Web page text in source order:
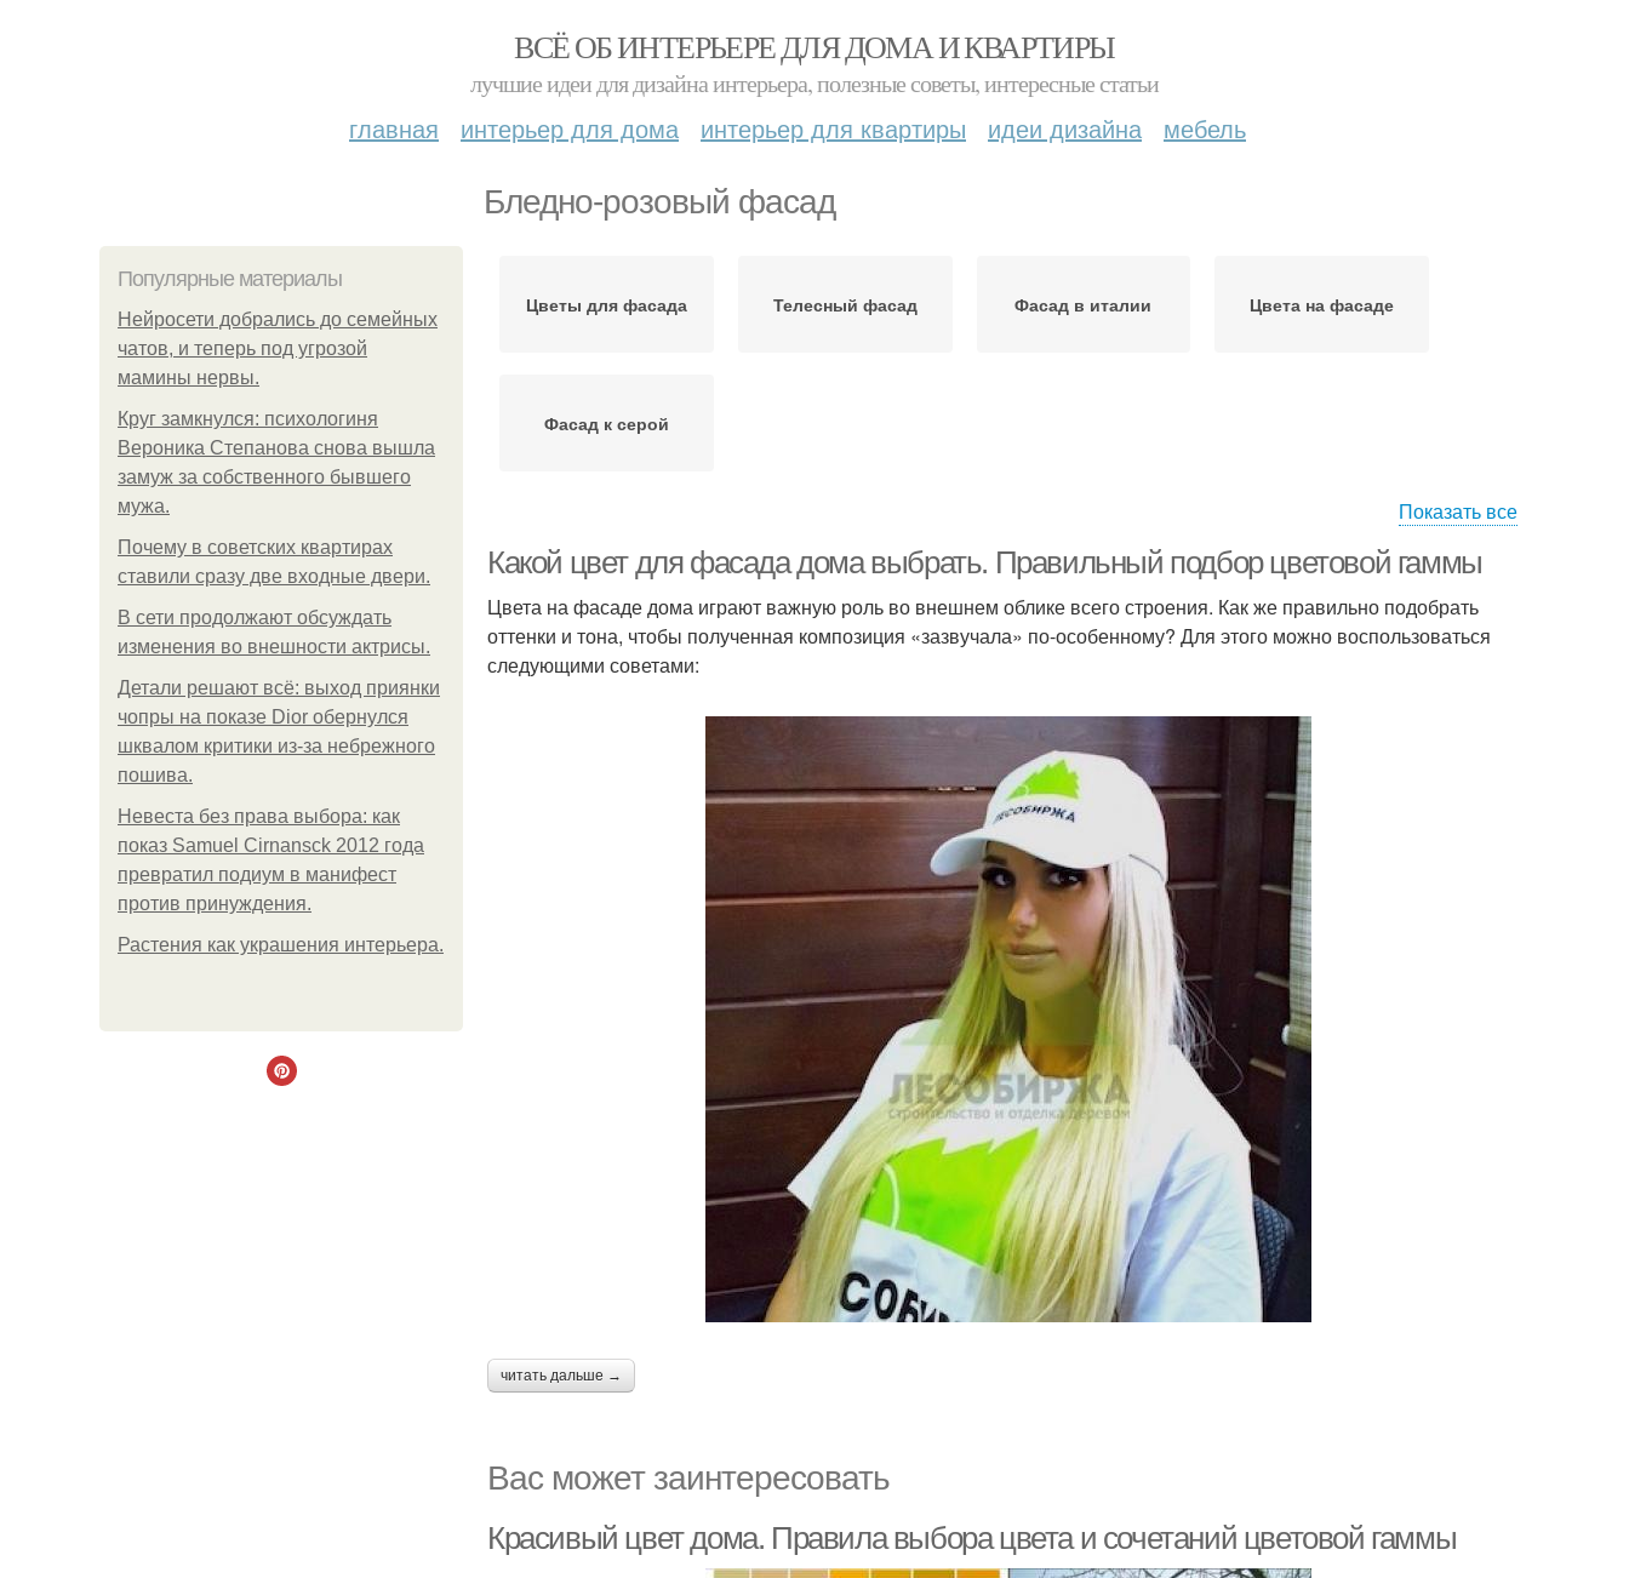
ВСЁ ОБ ИНТЕРЬЕРЕ ДЛЯ ДОМА И КВАРТИРЫ
лучшие идеи для дизайна интерьера, полезные советы, интересные статьи
главная интерьер для дома интерьер для квартиры идеи дизайна мебель
Бледно-розовый фасад
Популярные материалы
Нейросети добрались до семейных
чатов, и теперь под угрозой
мамины нервы.
Круг замкнулся: психологиня
Вероника Степанова снова вышла
замуж за собственного бывшего
мужа.
Почему в советских квартирах
ставили сразу две входные двери.
В сети продолжают обсуждать
изменения во внешности актрисы.
Детали решают всё: выход приянки
чопры на показе Dior обернулся
шквалом критики из-за небрежного
пошива.
Невеста без права выбора: как
показ Samuel Cirnansck 2012 года
превратил подиум в манифест
против принуждения.
Растения как украшения интерьера.
Цветы для фасада Телесный фасад Фасад в италии Цвета на фасаде
Фасад к серой
Показать все
Какой цвет для фасада дома выбрать. Правильный подбор цветовой гаммы
Цвета на фасаде дома играют важную роль во внешнем облике всего строения. Как же правильно подобрать
оттенки и тона, чтобы полученная композиция «зазвучала» по-особенному? Для этого можно воспользоваться
следующими советами:
читать дальше →
Вас может заинтересовать
Красивый цвет дома. Правила выбора цвета и сочетаний цветовой гаммы